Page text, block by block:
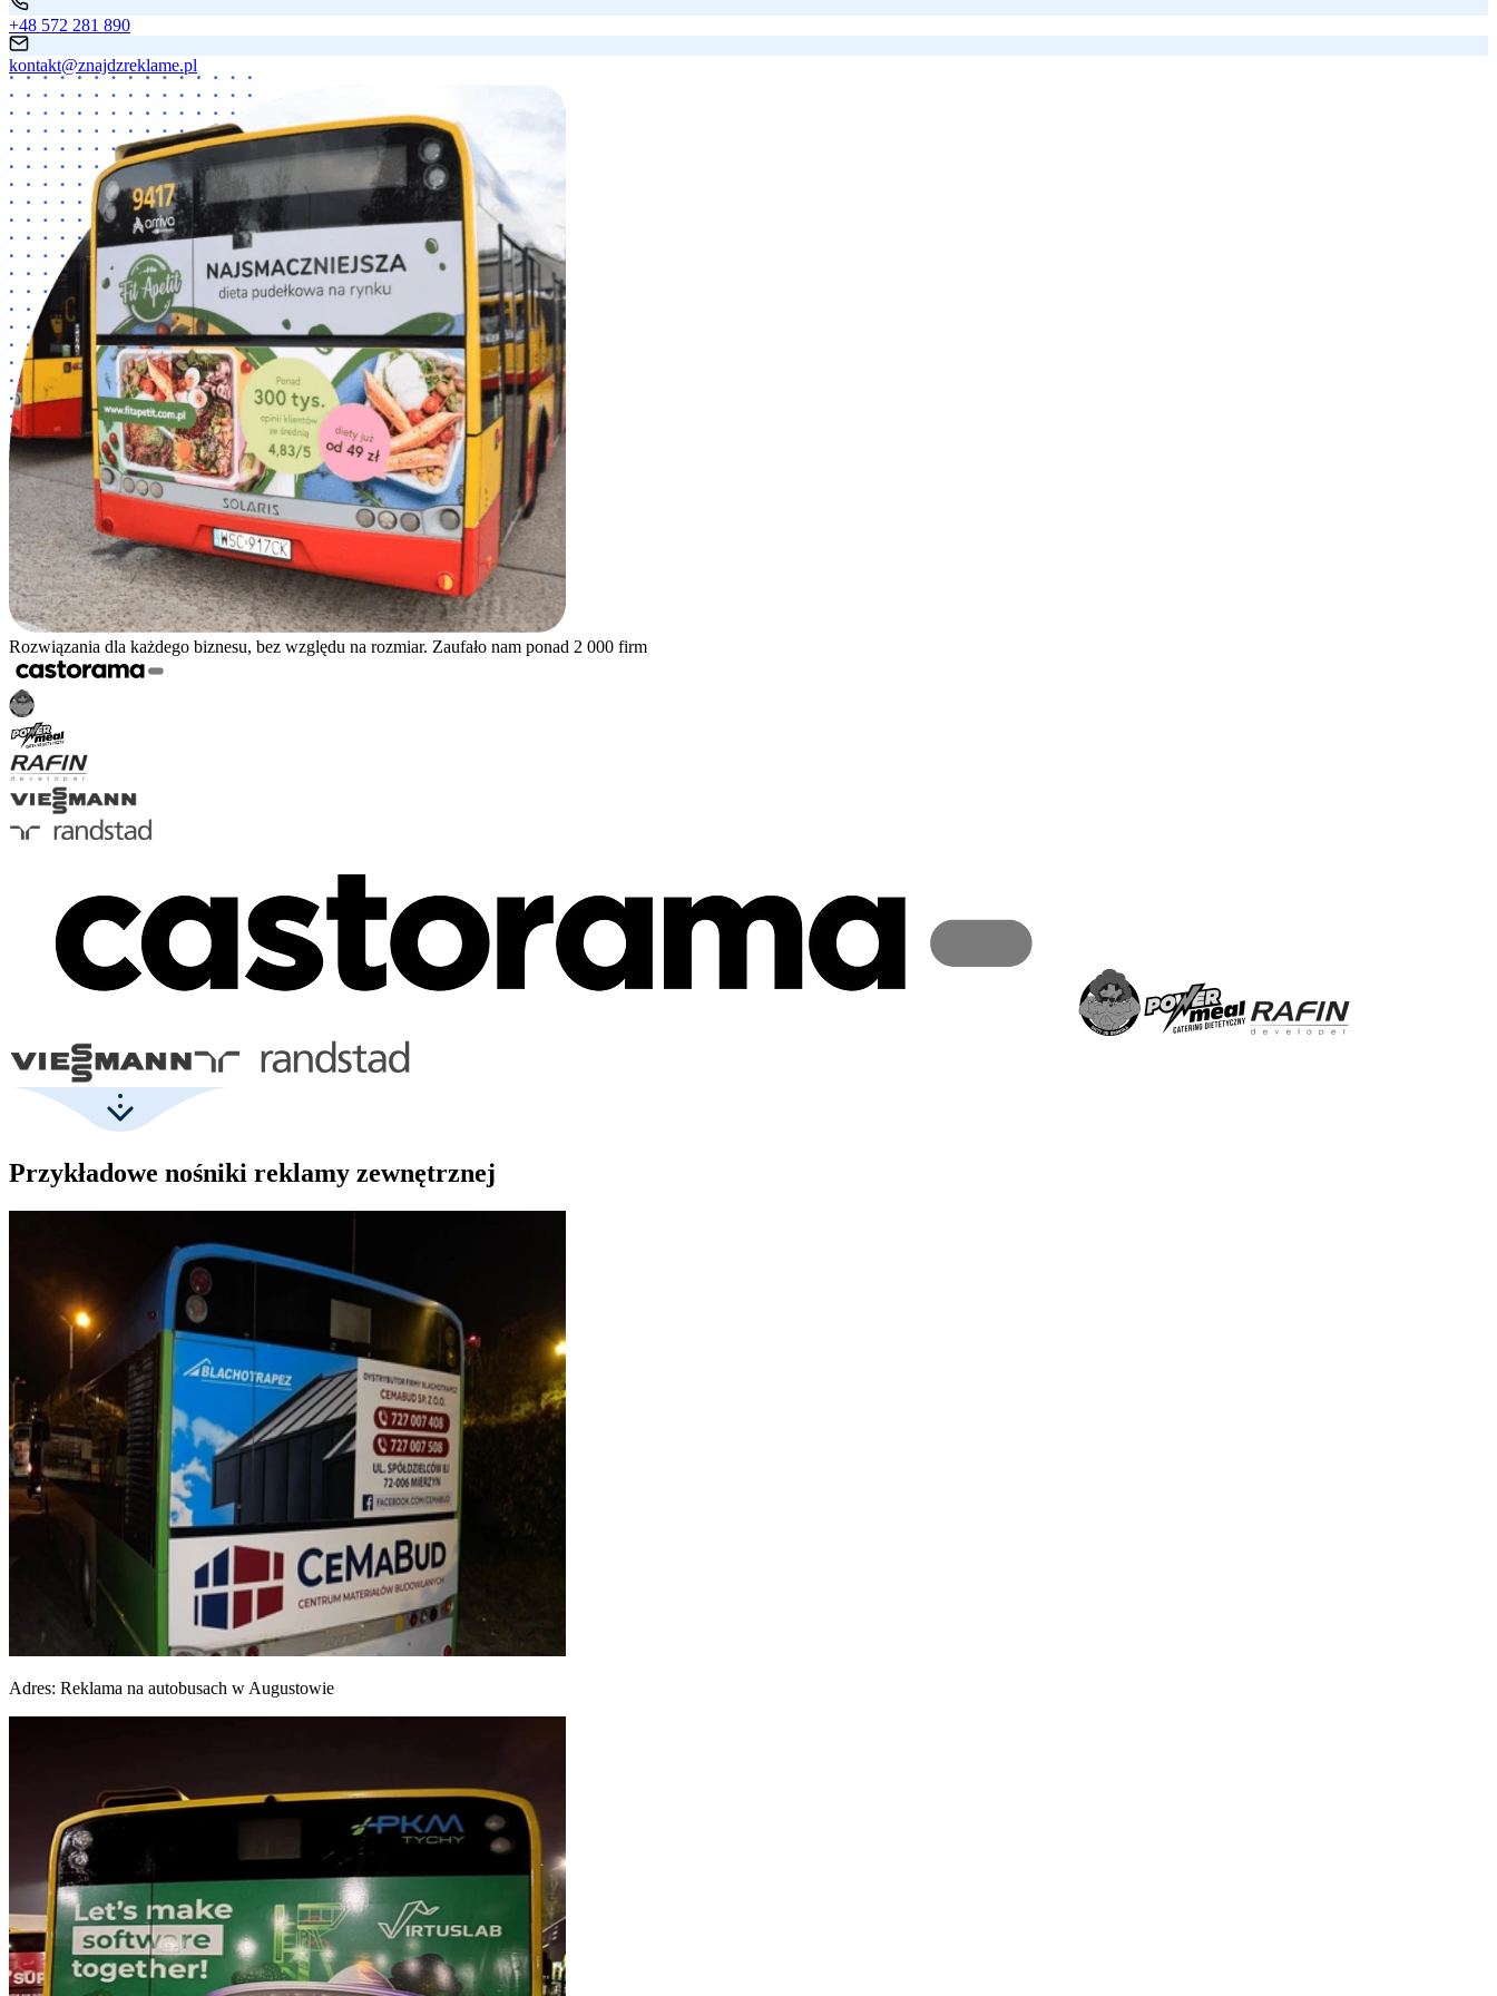
+48 572 281 890
kontakt@znajdzreklame.pl
Rozwiązania dla każdego biznesu, bez względu na rozmiar. Zaufało nam ponad 2 000 firm
Przykładowe nośniki reklamy zewnętrznej
Adres: Reklama na autobusach w Augustowie